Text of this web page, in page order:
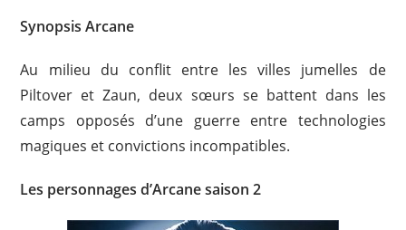
Synopsis Arcane
Au milieu du conflit entre les villes jumelles de
Piltover et Zaun, deux sœurs se battent dans les
camps opposés d’une guerre entre technologies
magiques et convictions incompatibles.
Les personnages d’Arcane saison 2